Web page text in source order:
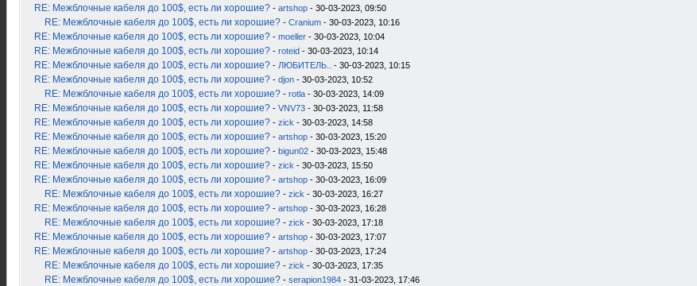
RE: Межблочные кабеля до 100$, есть ли хорошие? - artshop - 30-03-2023, 09:50
RE: Межблочные кабеля до 100$, есть ли хорошие? - Cranium - 30-03-2023, 10:16
RE: Межблочные кабеля до 100$, есть ли хорошие? - moeller - 30-03-2023, 10:04
RE: Межблочные кабеля до 100$, есть ли хорошие? - roteid - 30-03-2023, 10:14
RE: Межблочные кабеля до 100$, есть ли хорошие? - ЛЮБИТЕЛЬ.. - 30-03-2023, 10:15
RE: Межблочные кабеля до 100$, есть ли хорошие? - djon - 30-03-2023, 10:52
RE: Межблочные кабеля до 100$, есть ли хорошие? - rotla - 30-03-2023, 14:09
RE: Межблочные кабеля до 100$, есть ли хорошие? - VNV73 - 30-03-2023, 11:58
RE: Межблочные кабеля до 100$, есть ли хорошие? - zick - 30-03-2023, 14:58
RE: Межблочные кабеля до 100$, есть ли хорошие? - artshop - 30-03-2023, 15:20
RE: Межблочные кабеля до 100$, есть ли хорошие? - bigun02 - 30-03-2023, 15:48
RE: Межблочные кабеля до 100$, есть ли хорошие? - zick - 30-03-2023, 15:50
RE: Межблочные кабеля до 100$, есть ли хорошие? - artshop - 30-03-2023, 16:09
RE: Межблочные кабеля до 100$, есть ли хорошие? - zick - 30-03-2023, 16:27
RE: Межблочные кабеля до 100$, есть ли хорошие? - artshop - 30-03-2023, 16:28
RE: Межблочные кабеля до 100$, есть ли хорошие? - zick - 30-03-2023, 17:18
RE: Межблочные кабеля до 100$, есть ли хорошие? - artshop - 30-03-2023, 17:07
RE: Межблочные кабеля до 100$, есть ли хорошие? - artshop - 30-03-2023, 17:24
RE: Межблочные кабеля до 100$, есть ли хорошие? - zick - 30-03-2023, 17:35
RE: Межблочные кабеля до 100$, есть ли хорошие? - serapion1984 - 31-03-2023, 17:46